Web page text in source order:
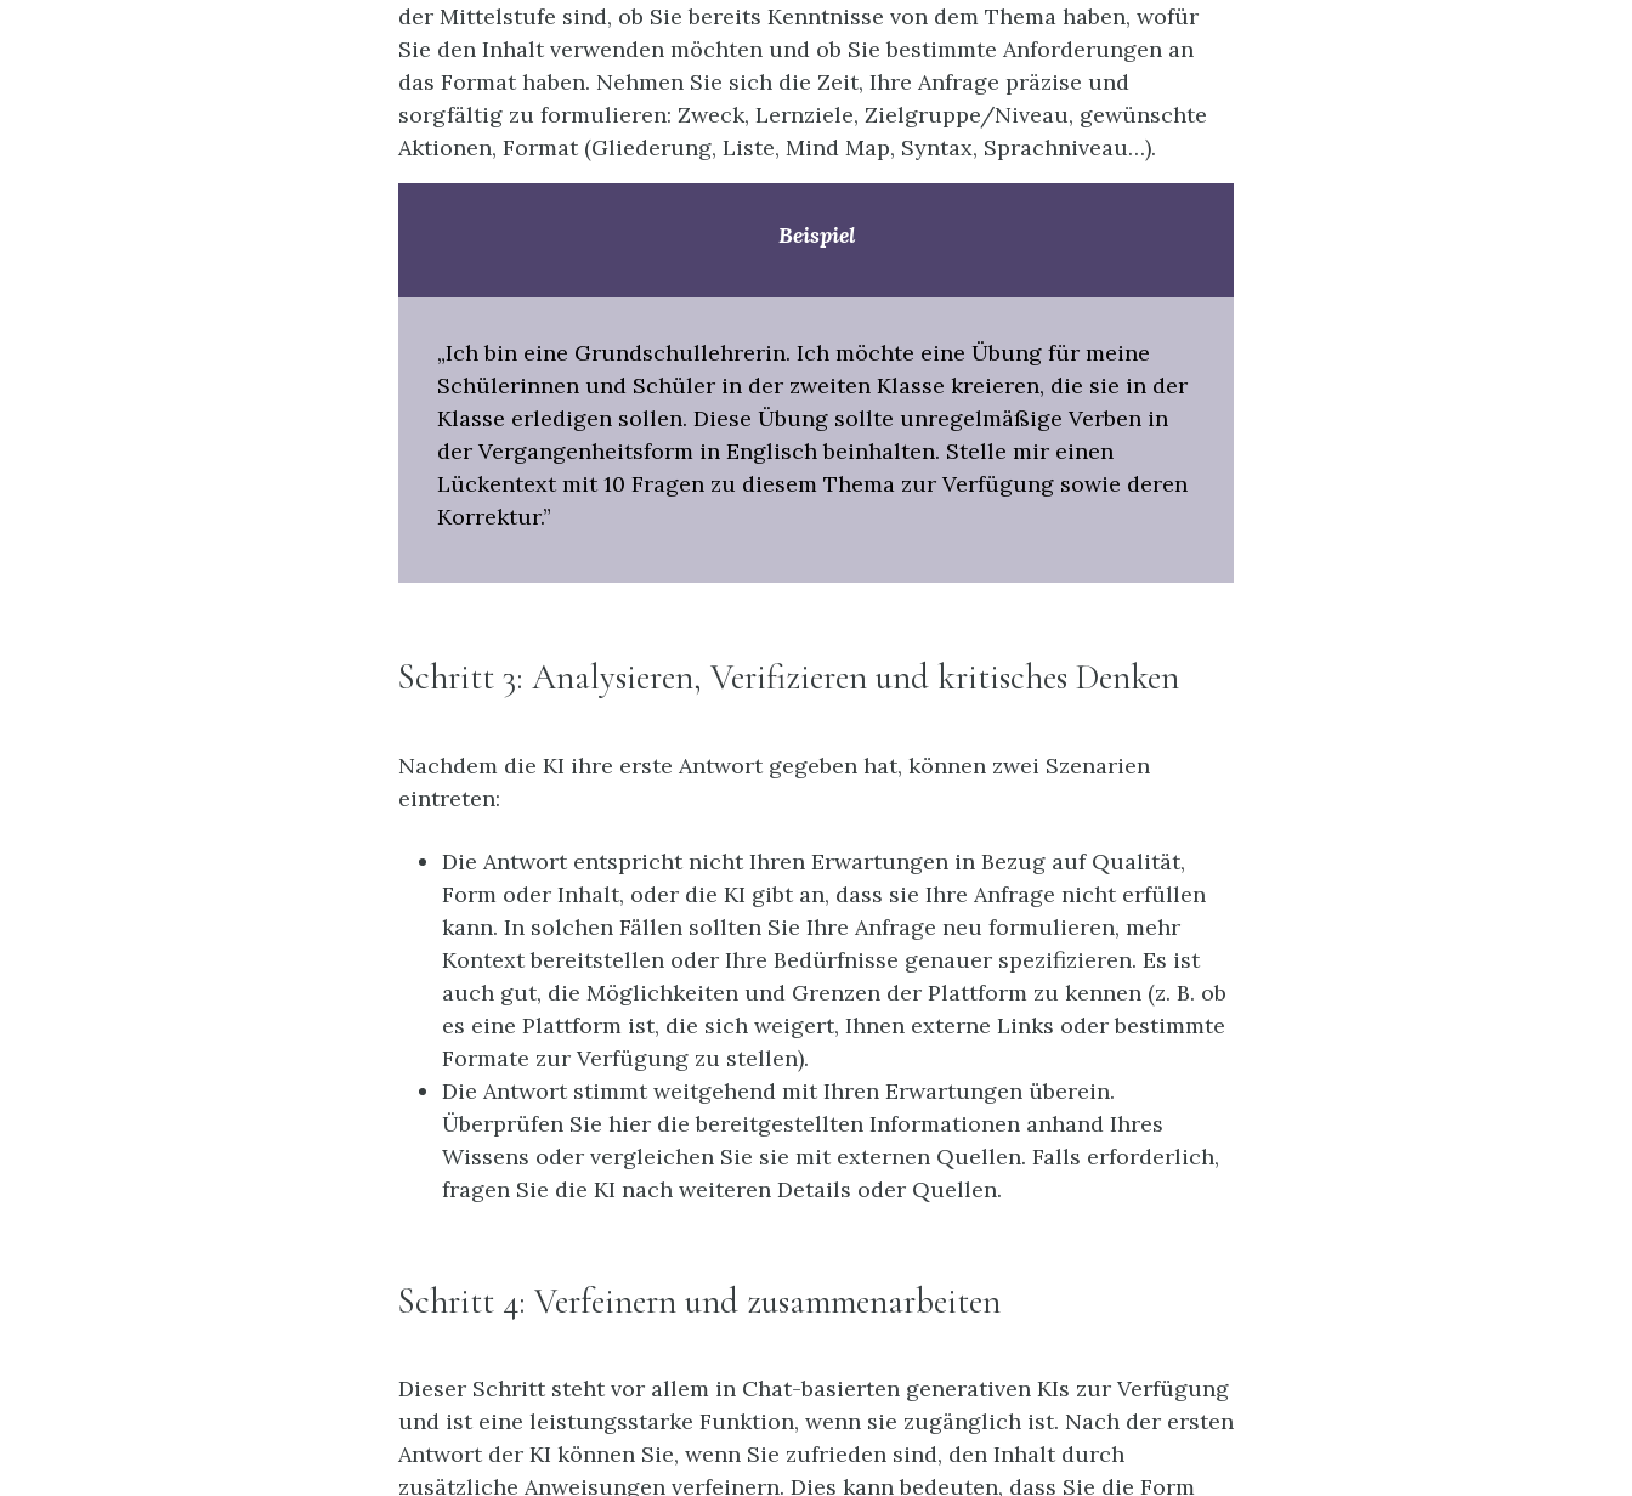
der Mittelstufe sind, ob Sie bereits Kenntnisse von dem Thema haben, wofür
Sie den Inhalt verwenden möchten und ob Sie bestimmte Anforderungen an
das Format haben. Nehmen Sie sich die Zeit, Ihre Anfrage präzise und
sorgfältig zu formulieren: Zweck, Lernziele, Zielgruppe/Niveau, gewünschte
Aktionen, Format (Gliederung, Liste, Mind Map, Syntax, Sprachniveau…).
Beispiel
„Ich bin eine Grundschullehrerin. Ich möchte eine Übung für meine
Schülerinnen und Schüler in der zweiten Klasse kreieren, die sie in der
Klasse erledigen sollen. Diese Übung sollte unregelmäßige Verben in
der Vergangenheitsform in Englisch beinhalten. Stelle mir einen
Lückentext mit 10 Fragen zu diesem Thema zur Verfügung sowie deren
Korrektur.”
Schritt 3: Analysieren, Verifizieren und kritisches Denken
Nachdem die KI ihre erste Antwort gegeben hat, können zwei Szenarien
eintreten:
Die Antwort entspricht nicht Ihren Erwartungen in Bezug auf Qualität,
Form oder Inhalt, oder die KI gibt an, dass sie Ihre Anfrage nicht erfüllen
kann. In solchen Fällen sollten Sie Ihre Anfrage neu formulieren, mehr
Kontext bereitstellen oder Ihre Bedürfnisse genauer spezifizieren. Es ist
auch gut, die Möglichkeiten und Grenzen der Plattform zu kennen (z. B. ob
es eine Plattform ist, die sich weigert, Ihnen externe Links oder bestimmte
Formate zur Verfügung zu stellen).
Die Antwort stimmt weitgehend mit Ihren Erwartungen überein.
Überprüfen Sie hier die bereitgestellten Informationen anhand Ihres
Wissens oder vergleichen Sie sie mit externen Quellen. Falls erforderlich,
fragen Sie die KI nach weiteren Details oder Quellen.
Schritt 4: Verfeinern und zusammenarbeiten
Dieser Schritt steht vor allem in Chat-basierten generativen KIs zur Verfügung
und ist eine leistungsstarke Funktion, wenn sie zugänglich ist. Nach der ersten
Antwort der KI können Sie, wenn Sie zufrieden sind, den Inhalt durch
zusätzliche Anweisungen verfeinern. Dies kann bedeuten, dass Sie die Form